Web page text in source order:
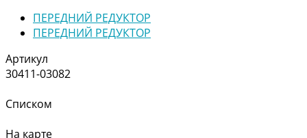
ПЕРЕДНИЙ РЕДУКТОР
ПЕРЕДНИЙ РЕДУКТОР
Артикул
30411-03082
Списком
На карте